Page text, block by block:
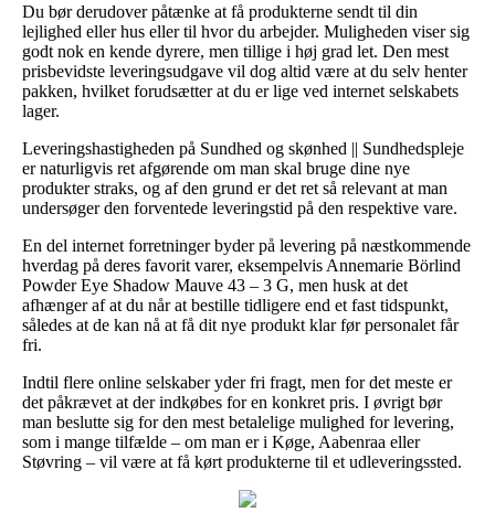
Du bør derudover påtænke at få produkterne sendt til din
lejlighed eller hus eller til hvor du arbejder. Muligheden viser sig
godt nok en kende dyrere, men tillige i høj grad let. Den mest
prisbevidste leveringsudgave vil dog altid være at du selv henter
pakken, hvilket forudsætter at du er lige ved internet selskabets
lager.
Leveringshastigheden på Sundhed og skønhed || Sundhedspleje
er naturligvis ret afgørende om man skal bruge dine nye
produkter straks, og af den grund er det ret så relevant at man
undersøger den forventede leveringstid på den respektive vare.
En del internet forretninger byder på levering på næstkommende
hverdag på deres favorit varer, eksempelvis Annemarie Börlind
Powder Eye Shadow Mauve 43 – 3 G, men husk at det
afhænger af at du når at bestille tidligere end et fast tidspunkt,
således at de kan nå at få dit nye produkt klar før personalet får
fri.
Indtil flere online selskaber yder fri fragt, men for det meste er
det påkrævet at der indkøbes for en konkret pris. I øvrigt bør
man beslutte sig for den mest betalelige mulighed for levering,
som i mange tilfælde – om man er i Køge, Aabenraa eller
Støvring – vil være at få kørt produkterne til et udleveringssted.